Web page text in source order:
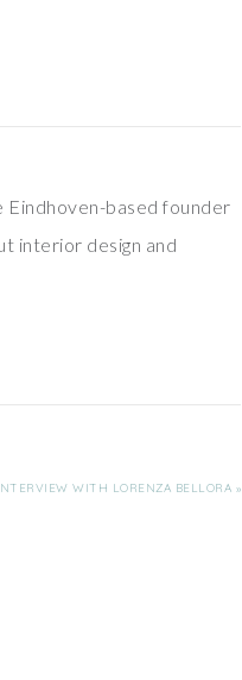
based founder
interior design and
WITH LORENZA BELLORA »